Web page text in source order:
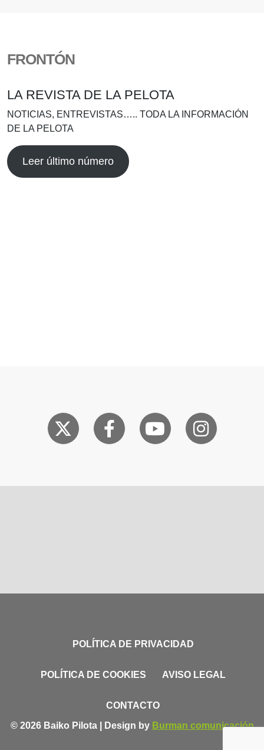
FRONTÓN
LA REVISTA DE LA PELOTA
NOTICIAS, ENTREVISTAS….. TODA LA INFORMACIÓN
DE LA PELOTA
Leer último número
POLÍTICA DE PRIVACIDAD
POLÍTICA DE COOKIES AVISO LEGAL
CONTACTO
© 2026 Baiko Pilota | Design by Burman comunicación